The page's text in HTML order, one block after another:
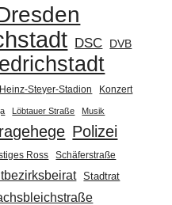
DSC DVB
Heinz-Steyer-Stadion
Konzert
Löbtauer Straße Musik
Polizei
Ross Schäferstraße
Stadtrat